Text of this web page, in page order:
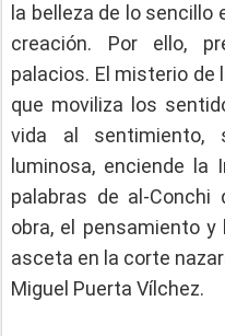
la belleza de lo
creación. Por ello,
palacios. El misterio de
que moviliza los
vida al sentimiento,
luminosa, enciende la
palabras de al-Conchi
obra, el pensamiento
asceta en la corte
Miguel Puerta Vílchez.